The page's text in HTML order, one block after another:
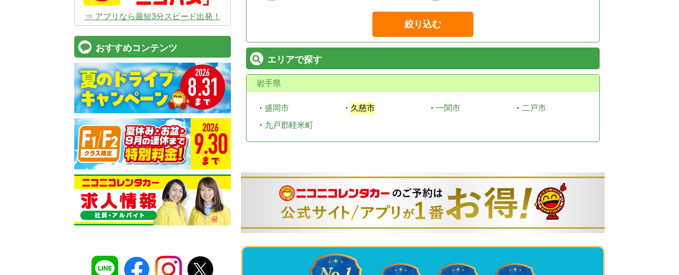
絞り込む
エリアで探す
岩手県
・ 盛岡市 ・ 久慈市 ・ 一関市 ・ 二戸市
・ 九戸郡軽米町
⇒ アプリなら最短3分スピード出発！
おすすめコンテンツ